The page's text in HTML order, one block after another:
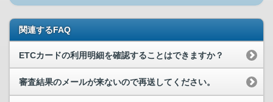
関連するFAQ
ETCカードの利用明細を確認することはできますか？
審査結果のメールが来ないので再送してください。